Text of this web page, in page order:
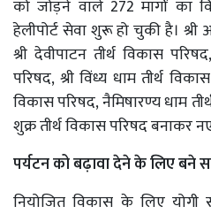
को जोड़ने वाले 272 मार्गों का
हेलीपोर्ट सेवा शुरू हो चुकी है। श्री
श्री देवीपाटन तीर्थ विकास
परिषद, श्री विंध्य धाम तीर्थ
विकास परिषद, नैमिषारण्य धाम
शुक्र तीर्थ विकास परिषद बनाकर
पर्यटन को बढ़ावा देने के लिए बने
नियोजित विकास के लिए